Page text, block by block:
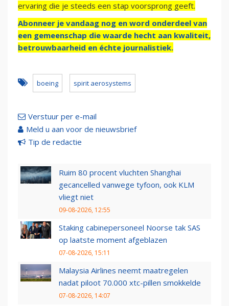
ervaring die je steeds een stap voorsprong geeft.
Abonneer je vandaag nog en word onderdeel van
een gemeenschap die waarde hecht aan kwaliteit,
betrouwbaarheid en échte journalistiek.
boeing spirit aerosystems
Verstuur per e-mail
Meld u aan voor de nieuwsbrief
Tip de redactie
Ruim 80 procent vluchten Shanghai
gecancelled vanwege tyfoon, ook KLM
vliegt niet
09-08-2026, 12:55
Staking cabinepersoneel Noorse tak SAS
op laatste moment afgeblazen
07-08-2026, 15:11
Malaysia Airlines neemt maatregelen
nadat piloot 70.000 xtc-pillen smokkelde
07-08-2026, 14:07